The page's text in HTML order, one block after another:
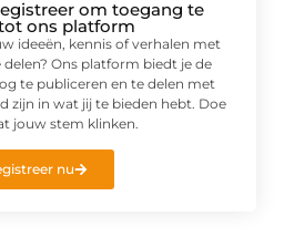
om toegang te
ons platform
ideeën, kennis of verhalen met
Ons platform biedt je de
te publiceren en te delen met
zijn in wat jij te bieden hebt. Doe
jouw stem klinken.
nu